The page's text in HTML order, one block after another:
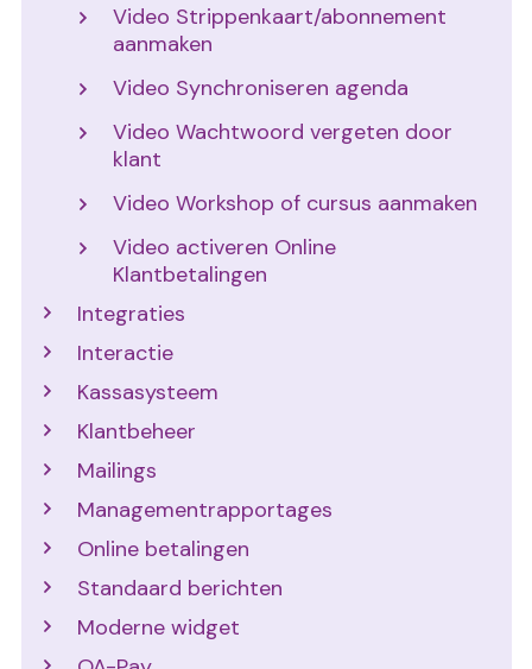
Video Strippenkaart/abonnement
aanmaken
Video Synchroniseren agenda
Video Wachtwoord vergeten door
klant
Video Workshop of cursus aanmaken
Video activeren Online
Klantbetalingen
Integraties
Interactie
Kassasysteem
Klantbeheer
Mailings
Managementrapportages
Online betalingen
Standaard berichten
Moderne widget